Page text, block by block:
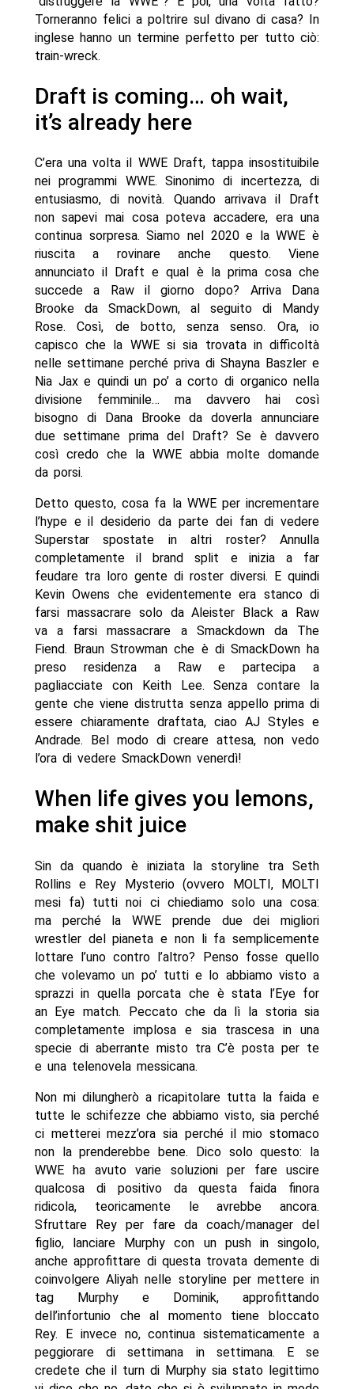
Torneranno felici a poltrire sul divano di casa? In
inglese hanno un termine perfetto per tutto ciò:
train-wreck.
Draft is coming… oh wait,
it’s already here
C’era una volta il WWE Draft, tappa insostituibile
nei programmi WWE. Sinonimo di incertezza, di
entusiasmo, di novità. Quando arrivava il Draft
non sapevi mai cosa poteva accadere, era una
continua sorpresa. Siamo nel 2020 e la WWE è
riuscita a rovinare anche questo. Viene
annunciato il Draft e qual è la prima cosa che
succede a Raw il giorno dopo? Arriva Dana
Brooke da SmackDown, al seguito di Mandy
Rose. Così, de botto, senza senso. Ora, io
capisco che la WWE si sia trovata in difficoltà
nelle settimane perché priva di Shayna Baszler e
Nia Jax e quindi un po’ a corto di organico nella
divisione femminile… ma davvero hai così
bisogno di Dana Brooke da doverla annunciare
due settimane prima del Draft? Se è davvero
così credo che la WWE abbia molte domande
da porsi.
Detto questo, cosa fa la WWE per incrementare
l’hype e il desiderio da parte dei fan di vedere
Superstar spostate in altri roster? Annulla
completamente il brand split e inizia a far
feudare tra loro gente di roster diversi. E quindi
Kevin Owens che evidentemente era stanco di
farsi massacrare solo da Aleister Black a Raw
va a farsi massacrare a Smackdown da The
Fiend. Braun Strowman che è di SmackDown ha
preso residenza a Raw e partecipa a
pagliacciate con Keith Lee. Senza contare la
gente che viene distrutta senza appello prima di
essere chiaramente draftata, ciao AJ Styles e
Andrade. Bel modo di creare attesa, non vedo
l’ora di vedere SmackDown venerdì!
When life gives you lemons,
make shit juice
Sin da quando è iniziata la storyline tra Seth
Rollins e Rey Mysterio (ovvero MOLTI, MOLTI
mesi fa) tutti noi ci chiediamo solo una cosa:
ma perché la WWE prende due dei migliori
wrestler del pianeta e non li fa semplicemente
lottare l’uno contro l’altro? Penso fosse quello
che volevamo un po’ tutti e lo abbiamo visto a
sprazzi in quella porcata che è stata l’Eye for
an Eye match. Peccato che da lì la storia sia
completamente implosa e sia trascesa in una
specie di aberrante misto tra C’è posta per te
e una telenovela messicana.
Non mi dilungherò a ricapitolare tutta la faida e
tutte le schifezze che abbiamo visto, sia perché
ci metterei mezz’ora sia perché il mio stomaco
non la prenderebbe bene. Dico solo questo: la
WWE ha avuto varie soluzioni per fare uscire
qualcosa di positivo da questa faida finora
ridicola, teoricamente le avrebbe ancora.
Sfruttare Rey per fare da coach/manager del
figlio, lanciare Murphy con un push in singolo,
anche approfittare di questa trovata demente di
coinvolgere Aliyah nelle storyline per mettere in
tag Murphy e Dominik, approfittando
dell’infortunio che al momento tiene bloccato
Rey. E invece no, continua sistematicamente a
peggiorare di settimana in settimana. E se
credete che il turn di Murphy sia stato legittimo